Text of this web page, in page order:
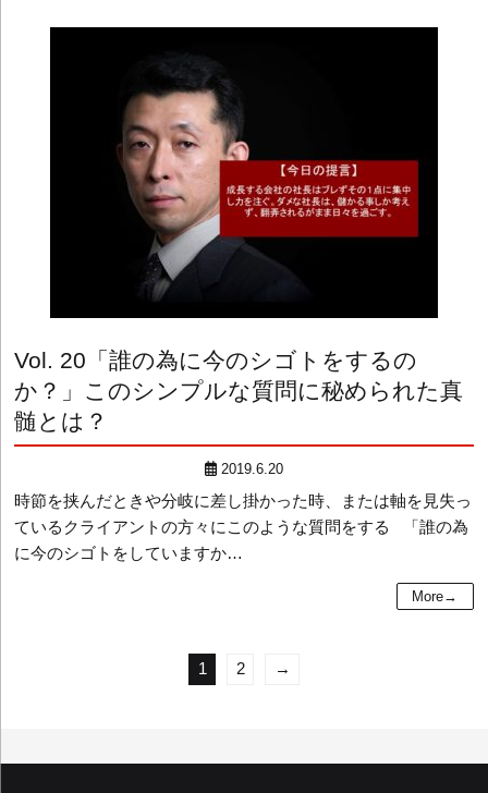
Vol. 20 「誰の為に今のシゴトをするの
か？」このシンプルな質問に秘められた真
髄とは？
2019.6.20
時節を挟んだときや分岐に差し掛かった時、または軸を見失っ
ているクライアントの方々にこのような質問をする 「誰の為
に今のシゴトをしていますか…
More→
ペ
1 2 →